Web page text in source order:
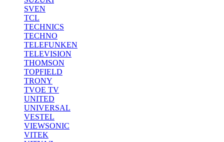
SVEN
TCL
TECHNICS
TECHNO
TELEFUNKEN
TELEVISION
THOMSON
TOPFIELD
TRONY
TVOE TV
UNITED
UNIVERSAL
VESTEL
VIEWSONIC
VITEK